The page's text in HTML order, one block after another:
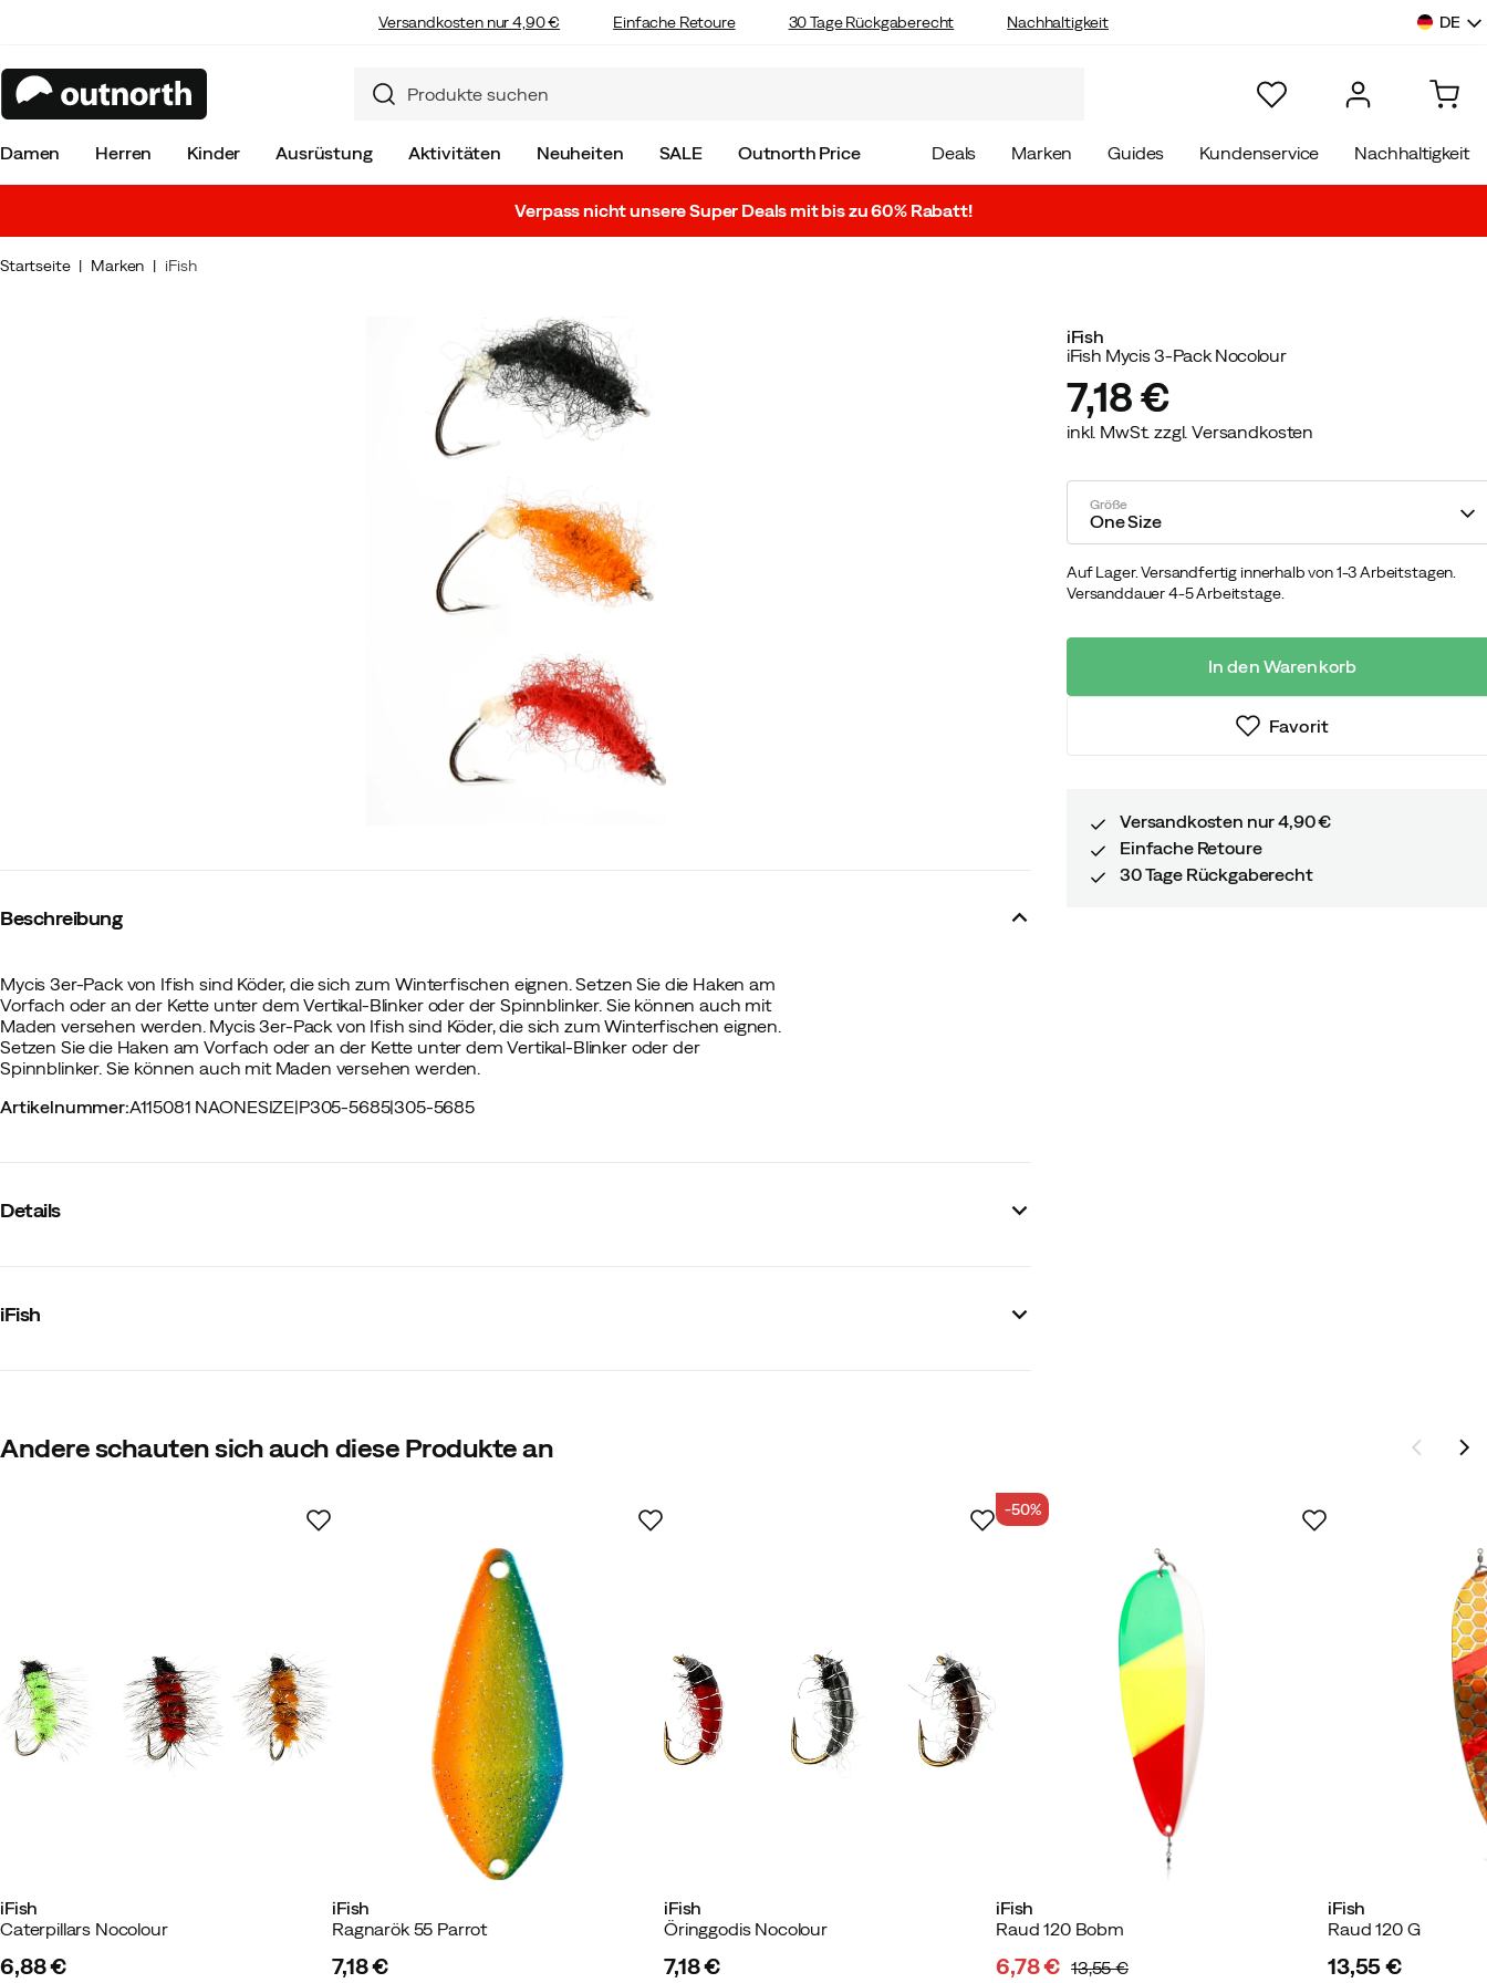
Versandkosten nur 4,90 € Einfache Retoure 30 Tage Rückgaberecht Nachhaltigkeit DE
Damen Herren Kinder Ausrüstung Aktivitäten Neuheiten SALE Outnorth Price Deals Marken Guides Kundenservice Nachhaltigkeit
Verpass nicht unsere Super Deals mit bis zu 60% Rabatt!
Startseite Marken iFish
Beschreibung
Mycis 3er-Pack von Ifish sind Köder, die sich zum Winterfischen eignen. Setzen Sie die Haken am
Vorfach oder an der Kette unter dem Vertikal-Blinker oder der Spinnblinker. Sie können auch mit
Maden versehen werden. Mycis 3er-Pack von Ifish sind Köder, die sich zum Winterfischen eignen.
Setzen Sie die Haken am Vorfach oder an der Kette unter dem Vertikal-Blinker oder der
Spinnblinker. Sie können auch mit Maden versehen werden.
Artikelnummer:A115081 NAONESIZE|P305-5685|305-5685
Details
iFish
iFish
iFish Mycis 3-Pack Nocolour
7,18 €
inkl. MwSt. zzgl. Versandkosten
Größe
One Size
Auf Lager. Versandfertig innerhalb von 1-3 Arbeitstagen.
Versanddauer 4-5 Arbeitstage.
In den Warenkorb
Favorit
Versandkosten nur 4,90 €
Einfache Retoure
30 Tage Rückgaberecht
Andere schauten sich auch diese Produkte an
iFish
Caterpillars Nocolour
6,88 €
iFish
Ragnarök 55 Parrot
7,18 €
iFish
Öringgodis Nocolour
7,18 €
iFish
Raud 120 Bobm
-50%
6,78 € 13,55 €
iFish
Raud 120 G
13,55 €